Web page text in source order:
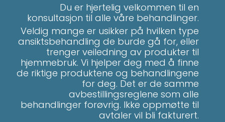
Du er hjertelig velkommen til en
konsultasjon til alle våre behandlinger.
Veldig mange er usikker på hvilken type
ansiktsbehandling de burde gå for, eller
trenger veiledning av produkter til
hjemmebruk. Vi hjelper deg med å finne
de riktige produktene og behandlingene
for deg. Det er de samme
avbestillingsreglene som alle
behandlinger forøvrig. Ikke oppmøtte til
avtaler vil bli fakturert.